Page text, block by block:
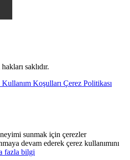
saklıdır.
Kullanım Koşulları Çerez Politikası
sunmak için çerezler
devam ederek çerez kullanımını
fazla bilgi